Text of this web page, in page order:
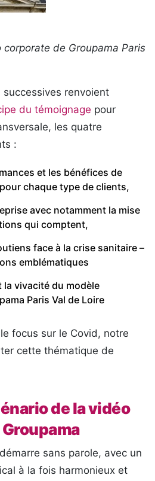
de Groupama Paris
renvoient
du témoignage pour
les quatre
:
et les bénéfices de
chaque type de clients,
avec notamment la mise
qui comptent,
face à la crise sanitaire –
emblématiques
la vivacité du modèle
Paris Val de Loire
focus sur le Covid, notre
cette thématique de
de la vidéo
sans parole, avec un
à la fois harmonieux et